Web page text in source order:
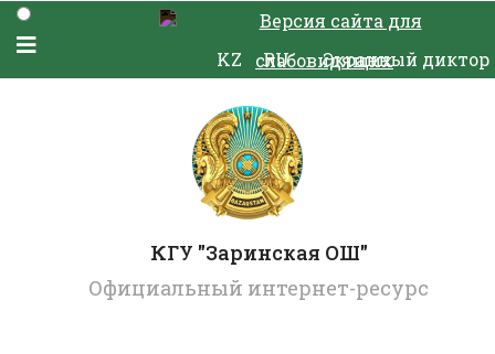
Версия сайта для
слабовидящих
KZ RU Экранный диктор
КГУ "Заринская ОШ"
Официальный интернет-ресурс